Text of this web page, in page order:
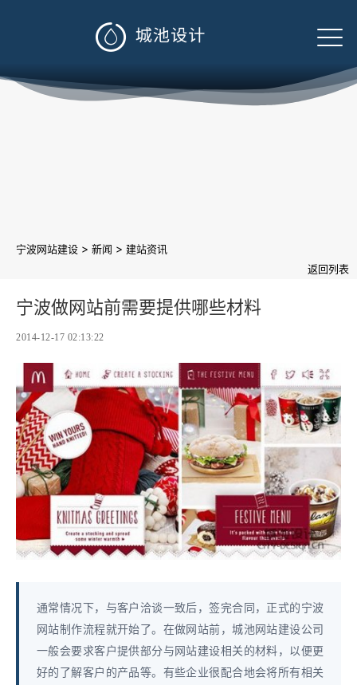

宁波网站建设 > 新闻 > 建站资讯
返回列表
宁波做网站前需要提供哪些材料
2014-12-17 02:13:22
通常情况下，与客户洽谈一致后，签完合同，正式的宁波
网站制作流程就开始了。在做网站前，城池网站建设公司
一般会要求客户提供部分与网站建设相关的材料，以便更
好的了解客户的产品等。有些企业很配合地会将所有相关